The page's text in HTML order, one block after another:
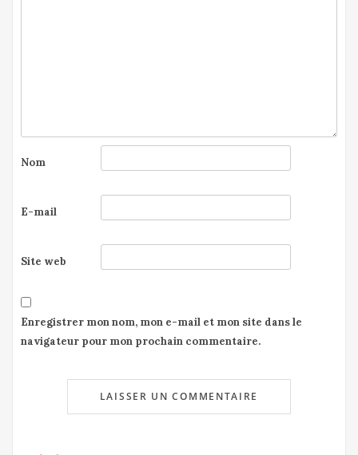
Nom
E-mail
Site web
Enregistrer mon nom, mon e-mail et mon site dans le
navigateur pour mon prochain commentaire.